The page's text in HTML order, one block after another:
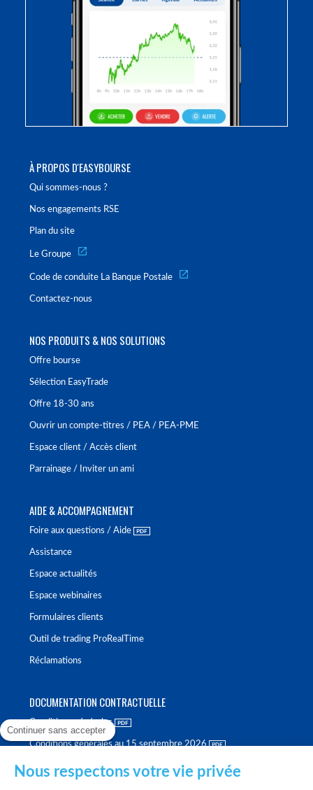
À PROPOS D'EASYBOURSE
Qui sommes-nous ?
Nos engagements RSE
Plan du site
Le Groupe
Code de conduite La Banque Postale
Contactez-nous
NOS PRODUITS & NOS SOLUTIONS
Offre bourse
Sélection EasyTrade
Offre 18-30 ans
Ouvrir un compte-titres / PEA / PEA-PME
Espace client / Accès client
Parrainage / Inviter un ami
AIDE & ACCOMPAGNEMENT
Foire aux questions / Aide
Assistance
Espace actualités
Espace webinaires
Formulaires clients
Outil de trading ProRealTime
Réclamations
DOCUMENTATION CONTRACTUELLE
Conditions générales
Conditions générales au 15 septembre 2026
Continuer sans accepter
Nous respectons votre vie privée